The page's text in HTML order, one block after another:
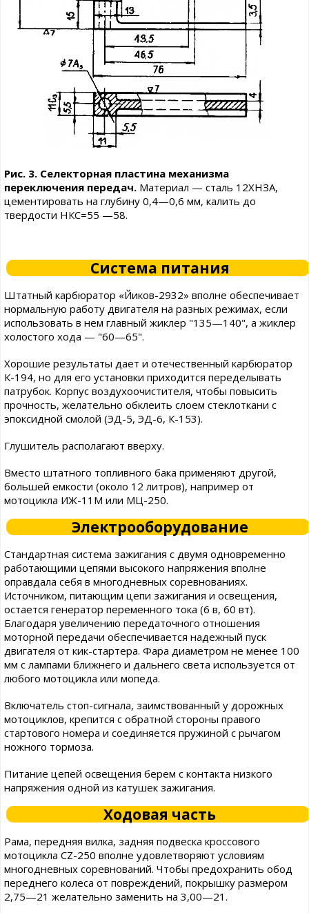
Рис. 3. Селекторная пластина механизма
переключения передач. Материал — сталь 12ХНЗА,
цементировать на глубину 0,4—0,6 мм, калить до
твердости НКС=55 —58.
Система питания
Штатный карбюратор «Йиков-2932» вполне обеспечивает
нормальную работу двигателя на разных режимах, если
использовать в нем главный жиклер "135—140", а жиклер
холостого хода — "60—65".
Хорошие результаты дает и отечественный карбюратор
К-194, но для его установки приходится переделывать
патрубок. Корпус воздухоочистителя, чтобы повысить
прочность, желательно обклеить слоем стеклоткани с
эпоксидной смолой (ЭД-5, ЭД-6, К-153).
Глушитель располагают вверху.
Вместо штатного топливного бака применяют другой,
большей емкости (около 12 литров), например от
мотоцикла ИЖ-11М или МЦ-250.
Электрооборудование
Стандартная система зажигания с двумя одновременно
работающими цепями высокого напряжения вполне
оправдала себя в многодневных соревнованиях.
Источником, питающим цепи зажигания и освещения,
остается генератор переменного тока (6 в, 60 вт).
Благодаря увеличению передаточного отношения
моторной передачи обеспечивается надежный пуск
двигателя от кик-стартера. Фара диаметром не менее 100
мм с лампами ближнего и дальнего света используется от
любого мотоцикла или мопеда.
Включатель стоп-сигнала, заимствованный у дорожных
мотоциклов, крепится с обратной стороны правого
стартового номера и соединяется пружиной с рычагом
ножного тормоза.
Питание цепей освещения берем с контакта низкого
напряжения одной из катушек зажигания.
Ходовая часть
Рама, передняя вилка, задняя подвеска кроссового
мотоцикла CZ-250 вполне удовлетворяют условиям
многодневных соревнований. Чтобы предохранить обод
переднего колеса от повреждений, покрышку размером
2,75—21 желательно заменить на 3,00—21.